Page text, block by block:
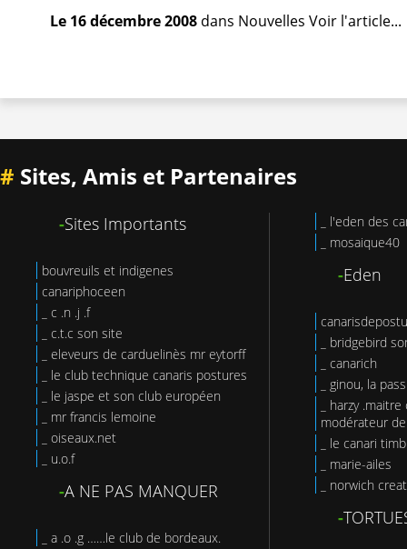
Le 16 décembre 2008 dans Nouvelles Voir l'article...
# Sites, Amis et Partenaires
-Sites Importants
bouvreuils et indigenes
canariphoceen
_ c .n .j .f
_ c.t.c son site
_ eleveurs de carduelinès mr eytorff
_ le club technique canaris postures
_ le jaspe et son club européen
_ mr francis lemoine
_ oiseaux.net
_ u.o.f
-A NE PAS MANQUER
_ a .o .g ……le club de bordeaux.
_ l'eden des
_ mosaique40
-Eden
_ bridgebird
_ canarich
_ ginou, la
_ harzy
modérateur
_ le canari
_ marie-ailes
_ norwich
-